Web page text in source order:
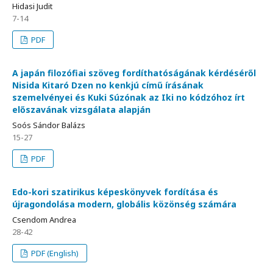
Hidasi Judit
7-14
PDF
A japán filozófiai szöveg fordíthatóságának kérdéséről
Nisida Kitaró Dzen no kenkjú című írásának
szemelvényei és Kuki Súzónak az Iki no kódzóhoz írt
előszavának vizsgálata alapján
Soós Sándor Balázs
15-27
PDF
Edo-kori szatirikus képeskönyvek fordítása és
újragondolása modern, globális közönség számára
Csendom Andrea
28-42
PDF (English)